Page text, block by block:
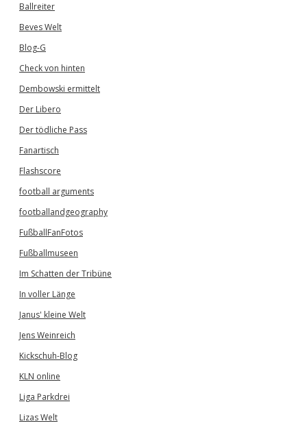
Ballreiter
Beves Welt
Blog-G
Check von hinten
Dembowski ermittelt
Der Libero
Der tödliche Pass
Fanartisch
Flashscore
football arguments
footballandgeography
FußballFanFotos
Fußballmuseen
Im Schatten der Tribüne
In voller Länge
Janus' kleine Welt
Jens Weinreich
Kickschuh-Blog
KLN online
Liga Parkdrei
Lizas Welt